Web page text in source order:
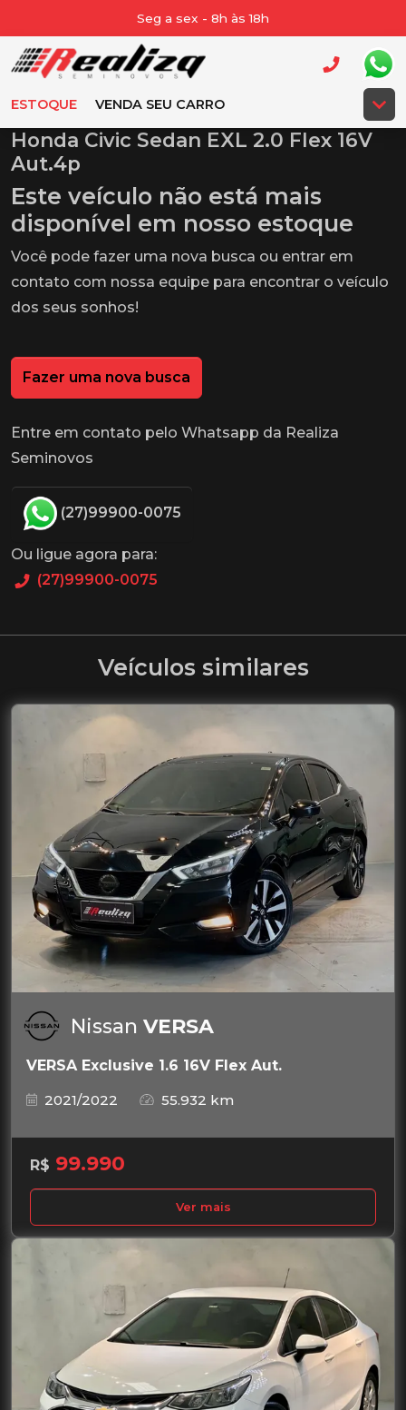
Seg a sex - 8h às 18h
ESTOQUE VENDA SEU CARRO
Honda Civic Sedan EXL 2.0 Flex 16V
Aut.4p
Este veículo não está mais
disponível em nosso estoque
Você pode fazer uma nova busca ou entrar em
contato com nossa equipe para encontrar o veículo
dos seus sonhos!
Fazer uma nova busca
Entre em contato pelo Whatsapp da Realiza
Seminovos
(27)99900-0075
Ou ligue agora para:
(27)99900-0075
Veículos similares
Nissan VERSA
VERSA Exclusive 1.6 16V Flex Aut.
2021/2022
55.932 km
R$ 99.990
Ver mais